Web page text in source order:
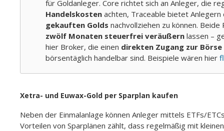
für Goldanleger. Core richtet sich an Anleger, die
Handelskosten achten, Traceable bietet
gekauften Golds nachvollziehen zu können.
zwölf Monaten steuerfrei veräußern lassen –
hier Broker, die einen direkten Zugang zur
börsentäglich handelbar sind. Beispiele wären hier
Xetra- und Euwax-Gold per Sparplan kaufen
Neben der Einmalanlage können Anleger mittels ETFs/
Vorteilen von Sparplänen zählt, dass regelmäßig mit